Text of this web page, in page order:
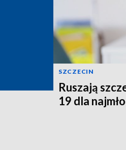
SZCZECIN
Ruszają
19 dla